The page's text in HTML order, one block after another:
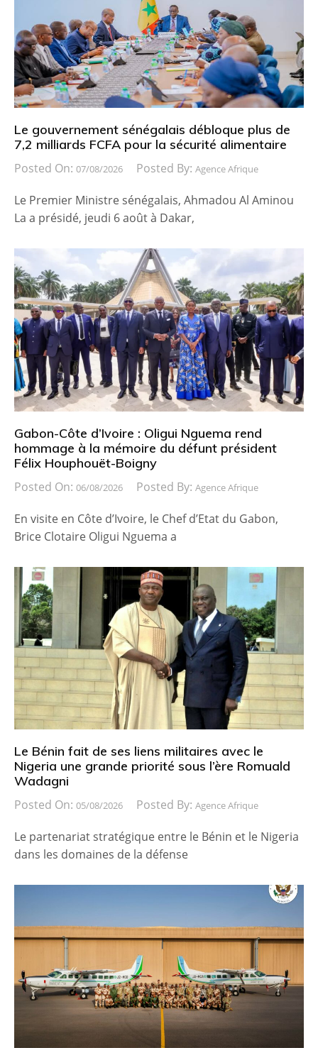
Le gouvernement sénégalais débloque plus de
7,2 milliards FCFA pour la sécurité alimentaire
Posted On: 07/08/2026 Posted By: Agence Afrique
Le Premier Ministre sénégalais, Ahmadou Al Aminou
La a présidé, jeudi 6 août à Dakar,
Gabon-Côte d’Ivoire : Oligui Nguema rend
hommage à la mémoire du défunt président
Félix Houphouët-Boigny
Posted On: 06/08/2026 Posted By: Agence Afrique
En visite en Côte d’Ivoire, le Chef d’Etat du Gabon,
Brice Clotaire Oligui Nguema a
Le Bénin fait de ses liens militaires avec le
Nigeria une grande priorité sous l’ère Romuald
Wadagni
Posted On: 05/08/2026 Posted By: Agence Afrique
Le partenariat stratégique entre le Bénin et le Nigeria
dans les domaines de la défense